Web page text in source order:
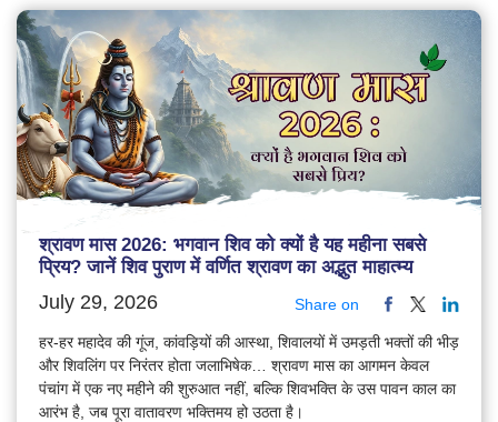
श्रावण मास 2026: भगवान शिव को क्यों है यह महीना सबसे
प्रिय? जानें शिव पुराण में वर्णित श्रावण का अद्भुत माहात्म्य
July 29, 2026 Share on
हर-हर महादेव की गूंज, कांवड़ियों की आस्था, शिवालयों में उमड़ती भक्तों की भीड़
और शिवलिंग पर निरंतर होता जलाभिषेक… श्रावण मास का आगमन केवल
पंचांग में एक नए महीने की शुरुआत नहीं, बल्कि शिवभक्ति के उस पावन काल का
आरंभ है, जब पूरा वातावरण भक्तिमय हो उठता है।